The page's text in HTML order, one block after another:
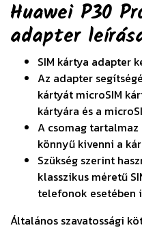
Huawei P30
adapter
SIM kártya adapter
Az adapter
kártyát microSIM
kártyára és a
A csomag
könnyű kivenni a
Szükség szerint
klasszikus méretű
telefonok esetében
Általános szavatossági